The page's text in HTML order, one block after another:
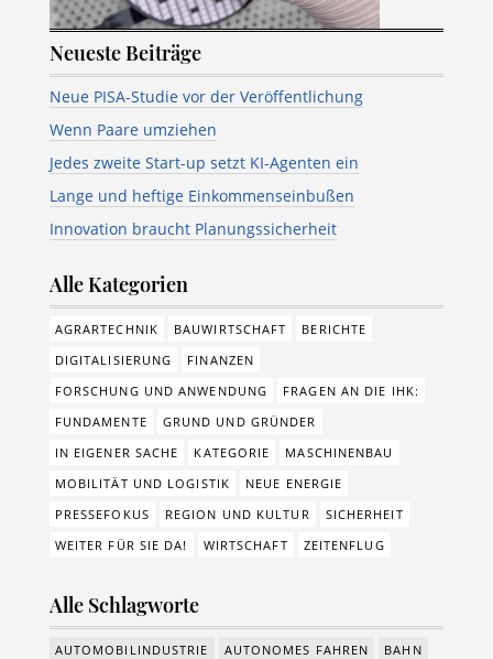
Neueste Beiträge
Neue PISA-Studie vor der Veröffentlichung
Wenn Paare umziehen
Jedes zweite Start-up setzt KI-Agenten ein
Lange und heftige Einkommenseinbußen
Innovation braucht Planungssicherheit
Alle Kategorien
AGRARTECHNIK BAUWIRTSCHAFT
BERICHTE
DIGITALISIERUNG
FINANZEN
FORSCHUNG UND ANWENDUNG
FRAGEN AN DIE IHK:
FUNDAMENTE
GRUND UND GRÜNDER
IN EIGENER SACHE
KATEGORIE
MASCHINENBAU
MOBILITÄT UND LOGISTIK
NEUE ENERGIE
PRESSEFOKUS
REGION UND KULTUR
SICHERHEIT
WEITER FÜR SIE DA!
WIRTSCHAFT ZEITENFLUG
Alle Schlagworte
AUTOMOBILINDUSTRIE AUTONOMES FAHREN
BAHN